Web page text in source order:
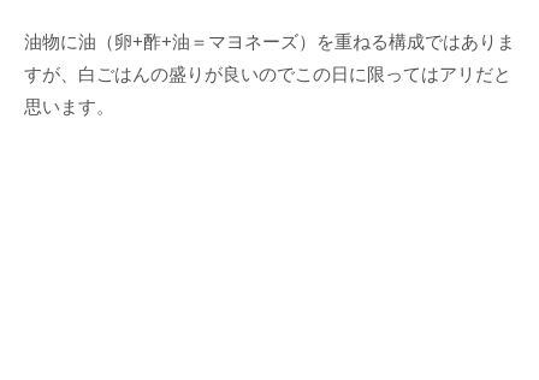
油物に油（卵+酢+油＝マヨネーズ）を重ねる構成ではありま
すが、白ごはんの盛りが良いのでこの日に限ってはアリだと
思います。